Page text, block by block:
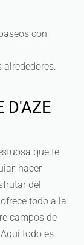
con
alrededores.
D'AZE
que te
hacer
del
todo a la
campos de
todo es